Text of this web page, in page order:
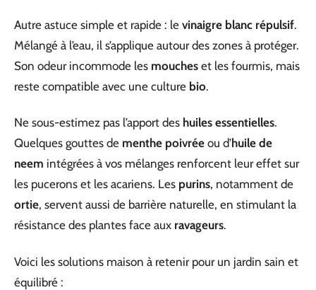
Autre astuce simple et rapide : le vinaigre blanc répulsif.
Mélangé à l’eau, il s’applique autour des zones à protéger.
Son odeur incommode les mouches et les fourmis, mais
reste compatible avec une culture bio.
Ne sous-estimez pas l’apport des huiles essentielles.
Quelques gouttes de menthe poivrée ou d’huile de
neem intégrées à vos mélanges renforcent leur effet sur
les pucerons et les acariens. Les purins, notamment de
ortie, servent aussi de barrière naturelle, en stimulant la
résistance des plantes face aux ravageurs.
Voici les solutions maison à retenir pour un jardin sain et
équilibré :